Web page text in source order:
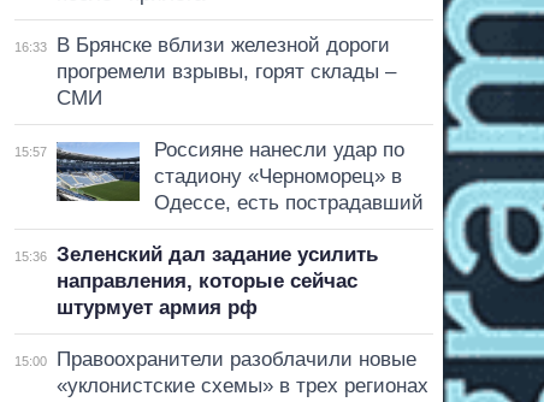
16:33
В Брянске вблизи железной дороги
прогремели взрывы, горят склады –
СМИ
15:57
Россияне нанесли удар по
стадиону «Черноморец» в
Одессе, есть пострадавший
15:36
Зеленский дал задание усилить
направления, которые сейчас
штурмует армия рф
15:00
Правоохранители разоблачили новые
«уклонистские схемы» в трех регионах